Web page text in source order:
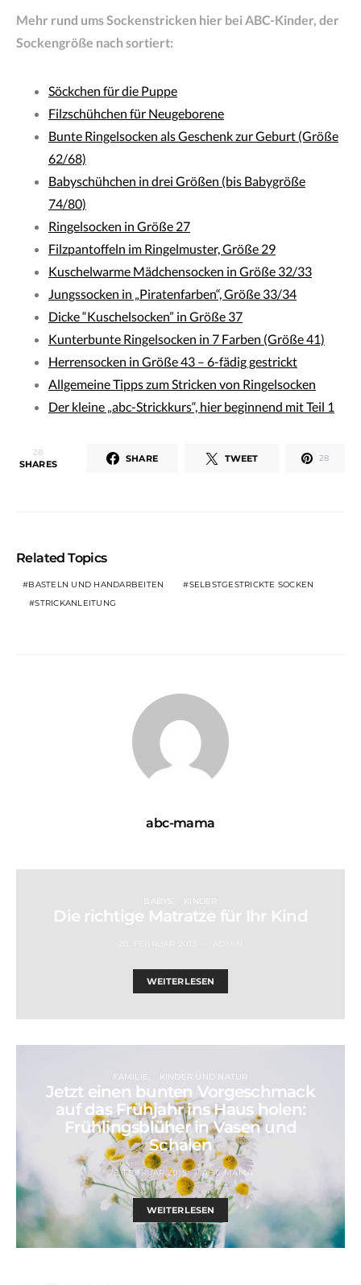
Mehr rund ums Sockenstricken hier bei ABC-Kinder, der
Sockengröße nach sortiert:
Söckchen für die Puppe
Filzschühchen für Neugeborene
Bunte Ringelsocken als Geschenk zur Geburt (Größe
62/68)
Babyschühchen in drei Größen (bis Babygröße
74/80)
Ringelsocken in Größe 27
Filzpantoffeln im Ringelmuster, Größe 29
Kuschelwarme Mädchensocken in Größe 32/33
Jungssocken in „Piratenfarben“, Größe 33/34
Dicke “Kuschelsocken” in Größe 37
Kunterbunte Ringelsocken in 7 Farben (Größe 41)
Herrensocken in Größe 43 – 6-fädig gestrickt
Allgemeine Tipps zum Stricken von Ringelsocken
Der kleine „abc-Strickkurs“, hier beginnend mit Teil 1
28
SHARES SHARE TWEET 28
Related Topics
BASTELN UND HANDARBEITEN
SELBSTGESTRICKTE SOCKEN
STRICKANLEITUNG
abc-mama
BABYS KINDER
Die richtige Matratze für Ihr Kind
WEITERLESEN
FAMILIE KINDER UND NATUR
Jetzt einen bunten Vorgeschmack
auf das Frühjahr ins Haus holen:
Frühlingsblüher in Vasen und
Schalen
25. FEBRUAR 2015 ABC-MAMA
WEITERLESEN